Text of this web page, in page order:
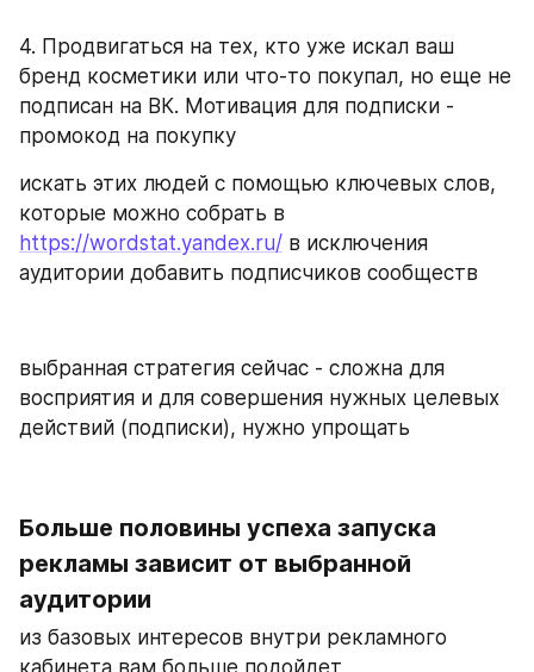
4. Продвигаться на тех, кто уже искал ваш
бренд косметики или что-то покупал, но еще не
подписан на ВК. Мотивация для подписки -
промокод на покупку
искать этих людей с помощью ключевых слов,
https://wordstat.yandex.ru/ в исключения
аудитории добавить подписчиков сообществ
выбранная стратегия сейчас - сложна для
восприятия и для совершения нужных целевых
действий (подписки), нужно упрощать
Больше половины успеха запуска
рекламы зависит от выбранной
аудитории
из базовых интересов внутри рекламного
кабинета вам больше подойдет